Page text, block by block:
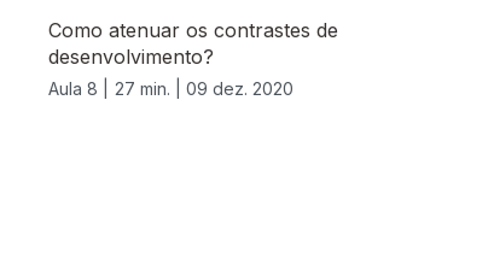
Como atenuar os contrastes de
desenvolvimento?
Aula 8 | 27 min. | 09 dez. 2020